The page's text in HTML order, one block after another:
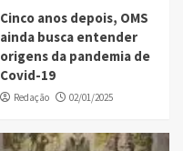
Cinco anos depois, OMS
ainda busca entender
origens da pandemia de
Covid-19
Redação 02/01/2025